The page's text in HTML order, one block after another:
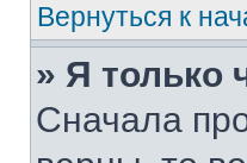
Вернуться к
» Я только
Сначала